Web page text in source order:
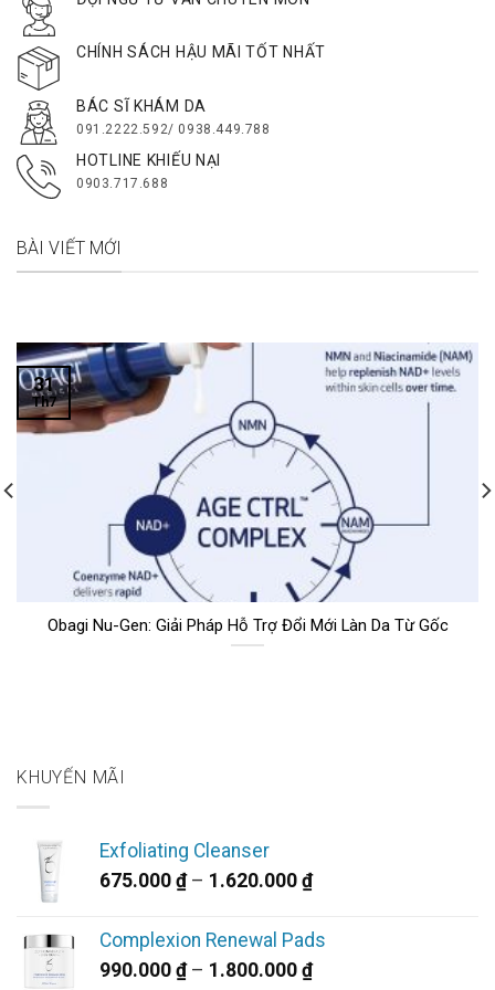
CHÍNH SÁCH HẬU MÃI TỐT NHẤT
BÁC SĨ KHÁM DA
091.2222.592/ 0938.449.788
HOTLINE KHIẾU NẠI
0903.717.688
BÀI VIẾT MỚI
Obagi Nu-Gen: Giải Pháp Hỗ Trợ Đổi Mới Làn Da Từ Gốc
31
Th7
KHUYẾN MÃI
Exfoliating Cleanser
675.000 ₫ – 1.620.000 ₫Khoảng
từ
Complexion Renewal Pads
990.000 ₫ – 1.800.000 ₫Khoảng